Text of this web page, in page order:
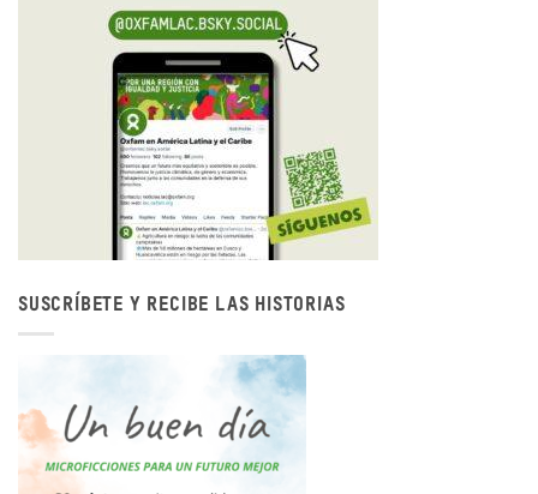
SUSCRÍBETE Y RECIBE LAS HISTORIAS